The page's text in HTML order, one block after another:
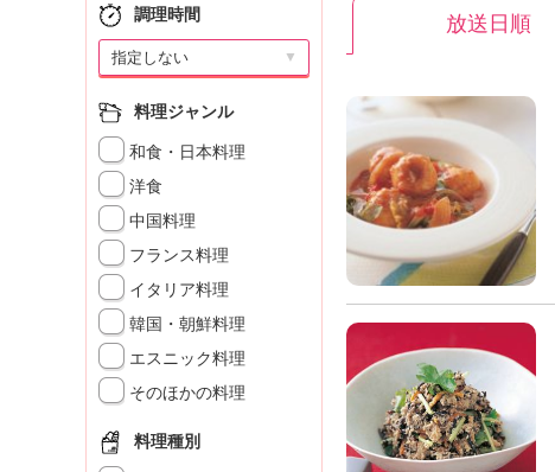
う
の
料
理
」
調理時間
▼
料理ジャンル
和食・日本料理
洋食
中国料理
フランス料理
イタリア料理
韓国・朝鮮料理
エスニック料理
そのほかの料理
料理種別
放送日順